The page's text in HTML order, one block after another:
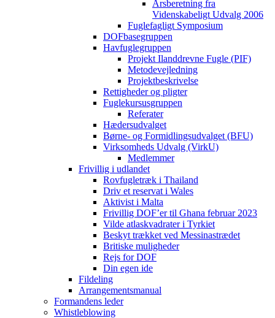
Årsberetning fra
Videnskabeligt Udvalg 2006
Fuglefagligt Symposium
DOFbasegruppen
Havfuglegruppen
Projekt Ilanddrevne Fugle (PIF)
Metodevejledning
Projektbeskrivelse
Rettigheder og pligter
Fuglekursusgruppen
Referater
Hædersudvalget
Børne- og Formidlingsudvalget (BFU)
Virksomheds Udvalg (VirkU)
Medlemmer
Frivillig i udlandet
Rovfugletræk i Thailand
Driv et reservat i Wales
Aktivist i Malta
Frivillig DOF’er til Ghana februar 2023
Vilde atlaskvadrater i Tyrkiet
Beskyt trækket ved Messinastrædet
Britiske muligheder
Rejs for DOF
Din egen ide
Fildeling
Arrangementsmanual
Formandens leder
Whistleblowing